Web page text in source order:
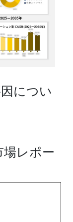
につい
レポー